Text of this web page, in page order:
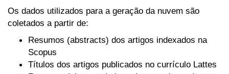
Os dados utilizados para a geração da nuvem são
coletados a partir de:
Resumos (abstracts) dos artigos indexados na
Scopus
Títulos dos artigos publicados no currículo Lattes